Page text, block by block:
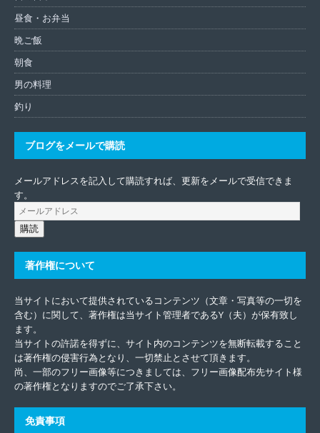
昼食・お弁当
晩ご飯
朝食
男の料理
釣り
ブログをメールで購読
メールアドレスを記入して購読すれば、更新をメールで受信できま
す。
購読
著作権について
当サイトにおいて提供されているコンテンツ（文章・写真等の一切を
含む）に関して、著作権は当サイト管理者であるY（夫）が保有致し
ます。
当サイトの許諾を得ずに、サイト内のコンテンツを無断転載すること
は著作権の侵害行為となり、一切禁止とさせて頂きます。
尚、一部のフリー画像等につきましては、フリー画像配布先サイト様
の著作権となりますのでご了承下さい。
免責事項